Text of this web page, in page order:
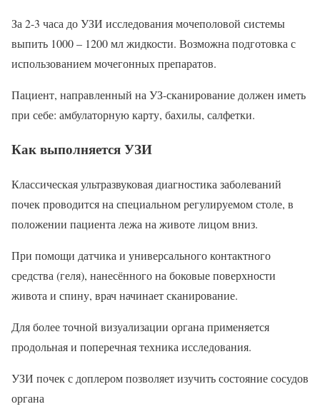
За 2-3 часа до УЗИ исследования мочеполовой системы
выпить 1000 – 1200 мл жидкости. Возможна подготовка с
использованием мочегонных препаратов.
Пациент, направленный на УЗ-сканирование должен иметь
при себе: амбулаторную карту, бахилы, салфетки.
Как выполняется УЗИ
Классическая ультразвуковая диагностика заболеваний
почек проводится на специальном регулируемом столе, в
положении пациента лежа на животе лицом вниз.
При помощи датчика и универсального контактного
средства (геля), нанесённого на боковые поверхности
живота и спину, врач начинает сканирование.
Для более точной визуализации органа применяется
продольная и поперечная техника исследования.
УЗИ почек с доплером позволяет изучить состояние сосудов
органа